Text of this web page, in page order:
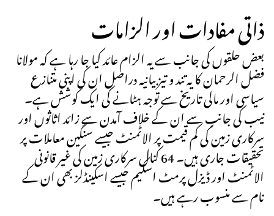
ذاتی مفادات اور الزامات
بعض حلقوں کی جانب سے یہ الزام عائد کیا جا رہا ہے کہ مولانا
فضل الرحمان کا یہ تند و تیز بیانیہ دراصل ان کی اپنی متنازع
سیاسی اور مالی تاریخ سے توجہ ہٹانے کی ایک کوشش ہے۔
نیب کی جانب سے ان کے خلاف آمدن سے زائد اثاثوں اور
سرکاری زمین کی کم قیمت پر الاٹمنٹ جیسے سنگین معاملات پر
تحقیقات جاری ہیں۔ 64 کنال سرکاری زمین کی غیر قانونی
الاٹمنٹ اور ڈیزل پرمٹ اسکیم جیسے اسکینڈلز بھی ان کے
نام سے منسوب رہے ہیں۔